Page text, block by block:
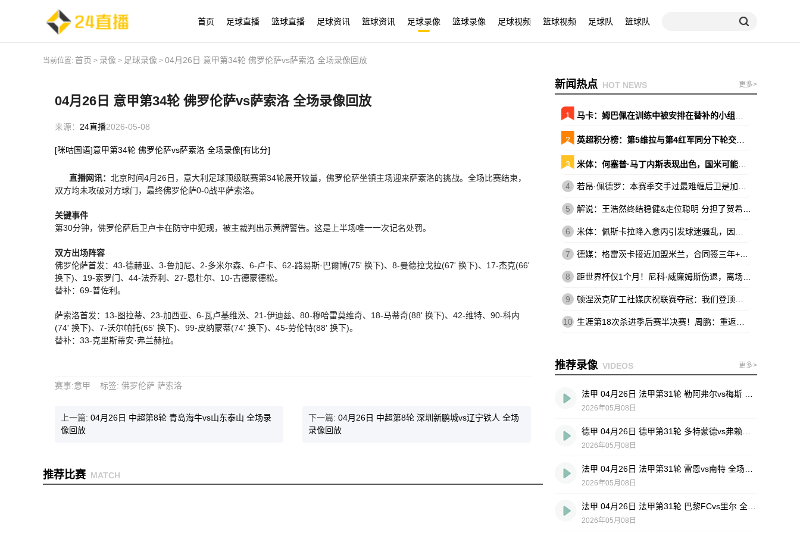
首页 足球直播 篮球直播 足球资讯 篮球资讯 足球录像 篮球录像 足球视频 篮球视频 足球队 篮球队
当前位置: 首页 > 录像 > 足球录像 > 04月26日 意甲第34轮 佛罗伦萨vs萨索洛 全场录像回放
04月26日 意甲第34轮 佛罗伦萨vs萨索洛 全场录像回放
来源： 24直播2026-05-08
[咪咕国语]意甲第34轮 佛罗伦萨vs萨索洛 全场录像[有比分]
直播网讯： 北京时间4月26日，意大利足球顶级联赛第34轮展开较量，佛罗伦萨坐镇主场迎来萨索洛的挑战。全场比赛结束，
双方均未攻破对方球门，最终佛罗伦萨0-0战平萨索洛。
关键事件
第30分钟，佛罗伦萨后卫卢卡在防守中犯规，被主裁判出示黄牌警告。这是上半场唯一一次记名处罚。
双方出场阵容
佛罗伦萨首发：43-德赫亚、3-鲁加尼、2-多米尔森、6-卢卡、62-路易斯·巴爾博(75' 换下)、8-曼德拉戈拉(67' 换下)、17-杰克(66'
换下)、19-索罗门、44-法乔利、27-恩杜尔、10-古德蒙德松。
替补：69-普佐利。
萨索洛首发：13-图拉蒂、23-加西亚、6-瓦卢基维茨、21-伊迪兹、80-穆哈雷莫维奇、18-马蒂奇(88' 换下)、42-维特、90-科内
(74' 换下)、7-沃尔帕托(65' 换下)、99-皮纳蒙蒂(74' 换下)、45-劳伦特(88' 换下)。
替补：33-克里斯蒂安·弗兰赫拉。
赛事:意甲 标签: 佛罗伦萨 萨索洛
上一篇: 04月26日 中超第8轮 青岛海牛vs山东泰山 全场录
像回放
下一篇: 04月26日 中超第8轮 深圳新鹏城vs辽宁铁人 全场
录像回放
推荐比赛 MATCH
新闻热点 HOT NEWS 更多>
1 马卡：姆巴佩在训练中被安排在替补的小组，原本会以替补出战巴萨
2 英超积分榜：第5维拉与第4红军同分下轮交锋 森林暂领先降级区7分
3 米体：何塞普·马丁内斯表现出色，国米可能放弃引进维卡里奥
4 若昂·佩德罗：本赛季交手过最难缠后卫是加布，他的速度让我惊讶
5 解说：王浩然终结稳健&走位聪明 分担了贺希宁和史密斯的进攻压力
6 米体：佩斯卡拉降入意丙引发球迷骚乱，因西涅落泪、被球迷嘘
7 德媒：格雷茨卡接近加盟米兰，合同签三年+基础年薪500万欧
8 距世界杯仅1个月！尼科·威廉姆斯伤退，离场时不断说：这不可能
9 顿涅茨克矿工社媒庆祝联赛夺冠：我们登顶王座，实至名归
10 生涯第18次杀进季后赛半决赛！周鹏：重返四强 跟球队一起拼到底
推荐录像 VIDEOS 更多>
2026年05月08日
2026年05月08日
2026年05月08日
2026年05月08日